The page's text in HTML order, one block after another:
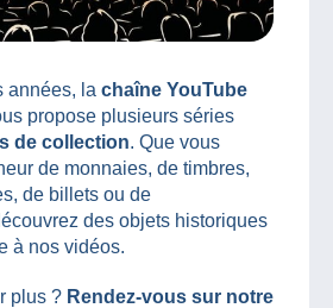
années, la chaîne YouTube
propose plusieurs séries
de collection. Que vous
de monnaies, de timbres,
de billets ou de
des objets historiques
à nos vidéos.
plus ? Rendez-vous sur notre